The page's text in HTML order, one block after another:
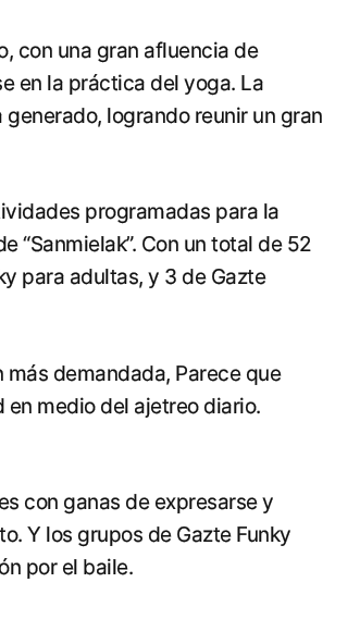
con una gran afluencia de
en la práctica del yoga. La
logrando reunir un gran
programadas para la
Con un total de 52
para adultas, y 3 de Gazte
demandada, Parece que
medio del ajetreo diario.
con ganas de expresarse y
Y los grupos de Gazte Funky
por el baile.